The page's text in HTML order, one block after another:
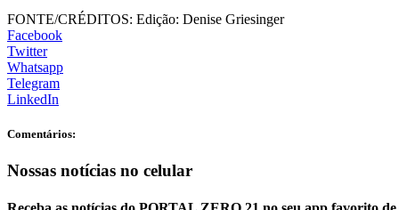
FONTE/CRÉDITOS: Edição: Denise Griesinger
Facebook
Twitter
Whatsapp
Telegram
LinkedIn
Comentários:
Nossas notícias no celular